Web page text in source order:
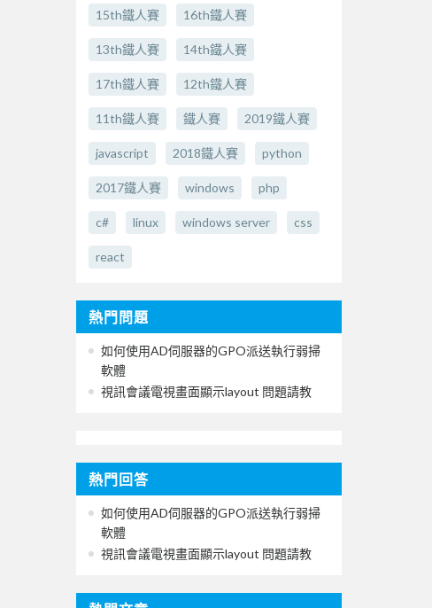
15th鐵人賽 16th鐵人賽
13th鐵人賽 14th鐵人賽
17th鐵人賽 12th鐵人賽
11th鐵人賽 鐵人賽 2019鐵人賽
javascript 2018鐵人賽 python
2017鐵人賽 windows php
c# linux windows server css
react
熱門問題
如何使用AD伺服器的GPO派送執行弱掃
軟體
視訊會議電視畫面顯示layout 問題請教
熱門回答
如何使用AD伺服器的GPO派送執行弱掃
軟體
視訊會議電視畫面顯示layout 問題請教